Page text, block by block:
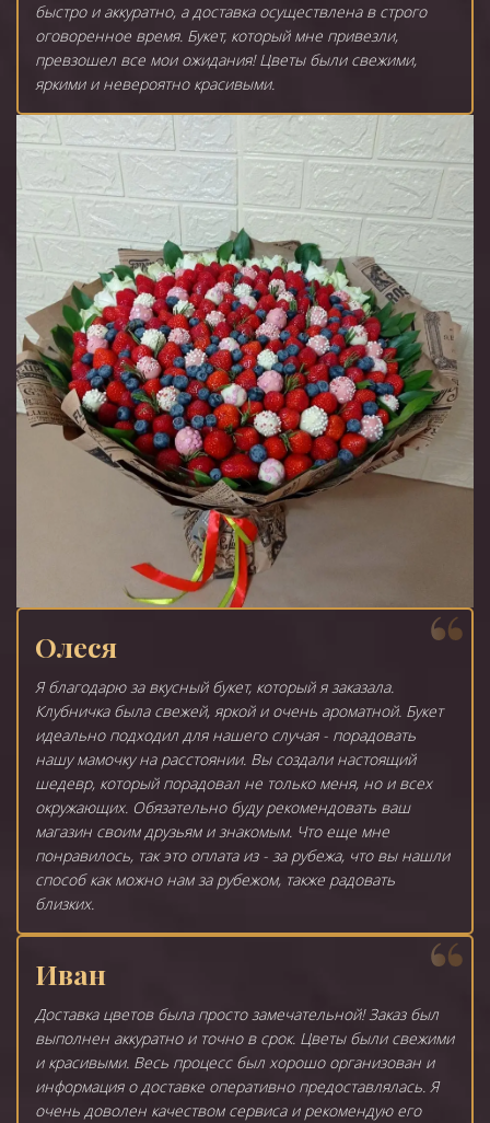
быстро и аккуратно, а доставка осуществлена в строго
оговоренное время. Букет, который мне привезли,
превзошел все мои ожидания! Цветы были свежими,
яркими и невероятно красивыми.
Олеся
Я благодарю за вкусный букет, который я заказала.
Клубничка была свежей, яркой и очень ароматной. Букет
идеально подходил для нашего случая - порадовать
нашу мамочку на расстоянии. Вы создали настоящий
шедевр, который порадовал не только меня, но и всех
окружающих. Обязательно буду рекомендовать ваш
магазин своим друзьям и знакомым. Что еще мне
понравилось, так это оплата из - за рубежа, что вы нашли
способ как можно нам за рубежом, также радовать
близких.
Иван
Доставка цветов была просто замечательной! Заказ был
выполнен аккуратно и точно в срок. Цветы были свежими
и красивыми. Весь процесс был хорошо организован и
информация о доставке оперативно предоставлялась. Я
очень доволен качеством сервиса и рекомендую его